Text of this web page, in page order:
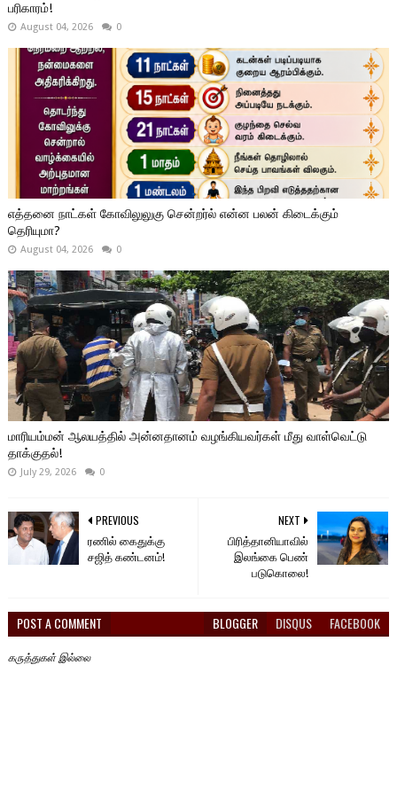
பரிகாரம்!
August 04, 2026 0
எத்தனை நாட்கள் கோவிலுலுகு சென்றர்ல் என்ன பலன் கிடைக்கும்
தெரியுமா?
August 04, 2026 0
மாரியம்மன் ஆலயத்தில் அன்னதானம் வழங்கியவர்கள் மீது வாள்வெட்டு
தாக்குதல்!
July 29, 2026 0
NEXT
பிரித்தானியாவில்
இலங்கை பெண்
படுகொலை!
PREVIOUS
ரணில் கைதுக்கு
சஜித் கண்டனம்!
POST A COMMENT BLOGGER DISQUS FACEBOOK
கருத்துகள் இல்லை